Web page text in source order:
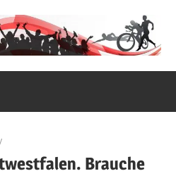
Troostiboy.de
Brauche